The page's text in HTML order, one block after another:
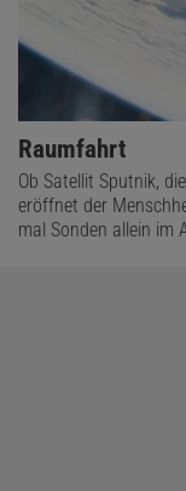
Raumfahrt
Ob Satellit Sputnik,
eröffnet der
mal Sonden allein im